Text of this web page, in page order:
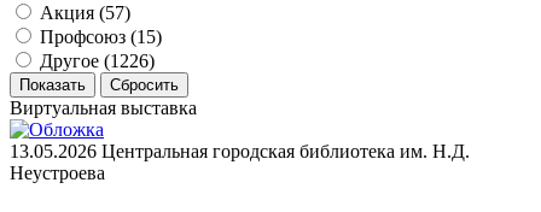
Акция (57)
Профсоюз (15)
Другое (1226)
Виртуальная выставка
13.05.2026 Центральная городская библиотека им. Н.Д.
Неустроева